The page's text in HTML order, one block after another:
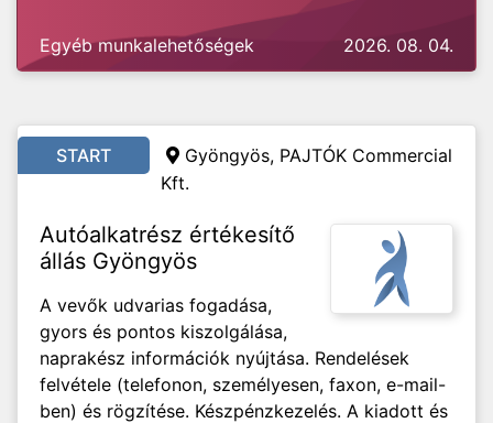
Egyéb munkalehetőségek 2026. 08. 04.
START
Gyöngyös, PAJTÓK Commercial
Kft.
Autóalkatrész értékesítő
állás Gyöngyös
A vevők udvarias fogadása,
gyors és pontos kiszolgálása,
naprakész információk nyújtása. Rendelések
felvétele (telefonon, személyesen, faxon, e-mail-
ben) és rögzítése. Készpénzkezelés. A kiadott és